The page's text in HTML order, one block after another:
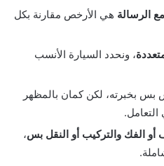
الرسالة هي الأرخص مقارنة بكل
، ونحدد السيارة الأنسب
بس بخبرته، لكن كمان بالمظهر
أو الفك والتركيب أو النقل بس،